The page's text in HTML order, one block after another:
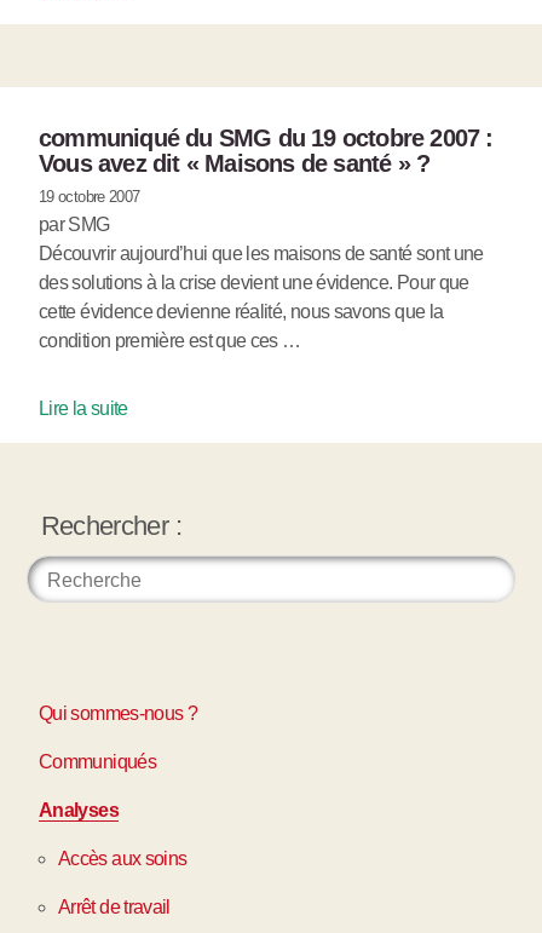
communiqué du SMG du 19 octobre 2007 :
Vous avez dit « Maisons de santé » ?
19 octobre 2007
par SMG
Découvrir aujourd’hui que les maisons de santé sont une
des solutions à la crise devient une évidence. Pour que
cette évidence devienne réalité, nous savons que la
condition première est que ces …
Lire la suite
Rechercher :
Qui sommes-nous ?
Communiqués
Analyses
Accès aux soins
Arrêt de travail